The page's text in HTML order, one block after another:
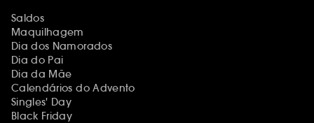
Saldos
Maquilhagem
Dia dos Namorados
Dia do Pai
Dia da Mãe
Calendários do Advento
Singles' Day
Black Friday